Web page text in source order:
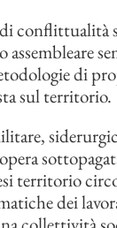
conflittualità
di
sul territorio.
territorio
dei